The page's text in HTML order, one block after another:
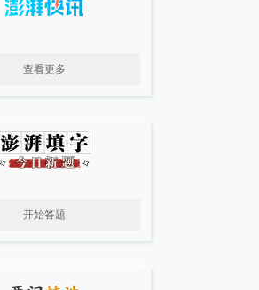
查看更多
开始答题